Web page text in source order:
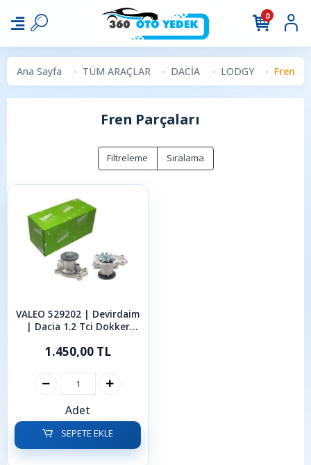
0
Ana Sayfa TÜM ARAÇLAR DACİA LODGY Fren
Fren Parçaları
Filtreleme Sıralama
VALEO 529202 | Devirdaim
| Dacia 1.2 Tci Dokker
Sandero 2012 - 2024
1.450,00 TL
Adet
SEPETE EKLE